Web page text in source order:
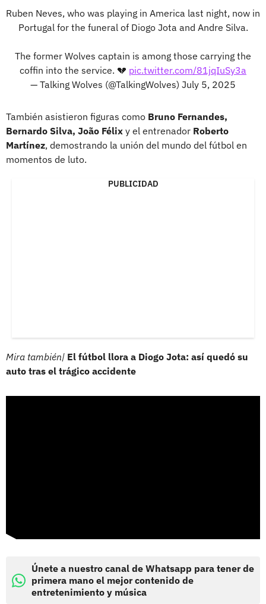
Ruben Neves, who was playing in America last night, now in
Portugal for the funeral of Diogo Jota and Andre Silva.
The former Wolves captain is among those carrying the
coffin into the service. 💔 pic.twitter.com/81jqIuSy3a
— Talking Wolves (@TalkingWolves) July 5, 2025
También asistieron figuras como Bruno Fernandes,
Bernardo Silva, João Félix y el entrenador Roberto
Martínez, demostrando la unión del mundo del fútbol en
momentos de luto.
PUBLICIDAD
Mira también| El fútbol llora a Diogo Jota: así quedó su
auto tras el trágico accidente
Únete a nuestro canal de Whatsapp para tener de
primera mano el mejor contenido de
entretenimiento y música